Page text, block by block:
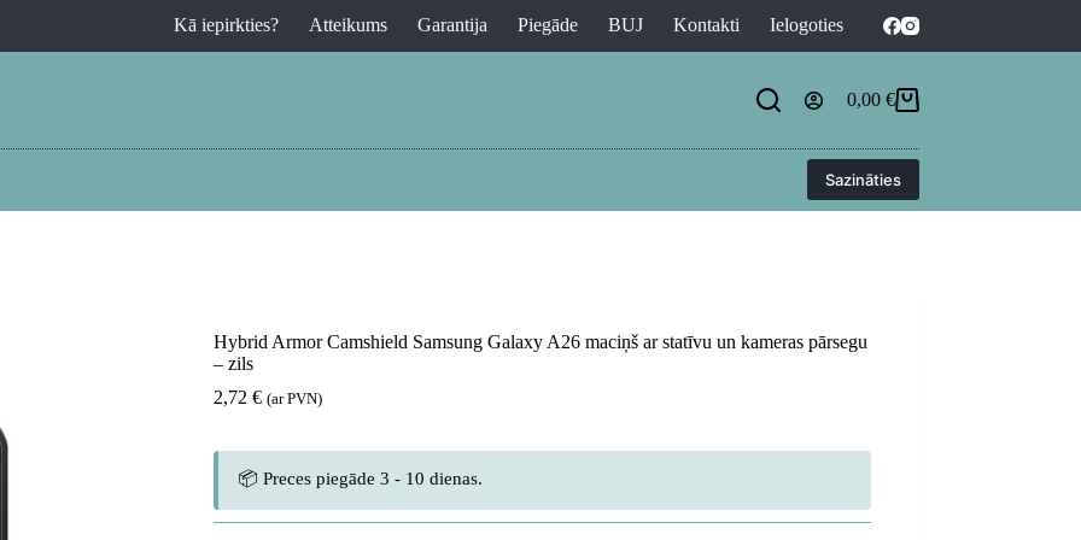
Kā iepirkties? Atteikums Garantija Piegāde BUJ Kontakti Ielogoties
Shopping
0,00 €
Sazināties
Hybrid Armor Camshield Samsung Galaxy A26 maciņš ar statīvu un kameras pārsegu
– zils
2,72 € (ar PVN)
📦 Preces piegāde 3 - 10 dienas.